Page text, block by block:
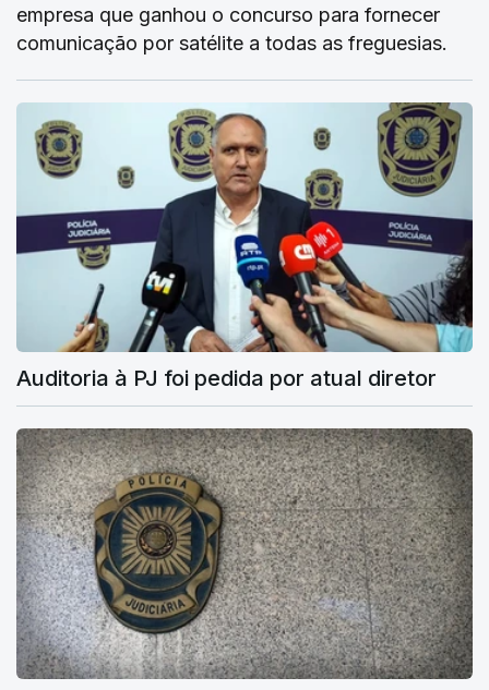
empresa que ganhou o concurso para fornecer
comunicação por satélite a todas as freguesias.
Auditoria à PJ foi pedida por atual diretor